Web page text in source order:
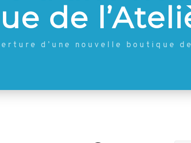
de
d’une nouvelle boutique